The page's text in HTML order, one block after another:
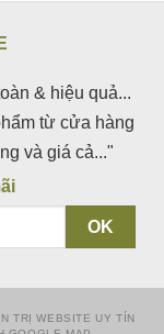
& hiệu quả...
từ cửa hàng
và giá cả..."
TRỊ WEBSITE UY TÍN